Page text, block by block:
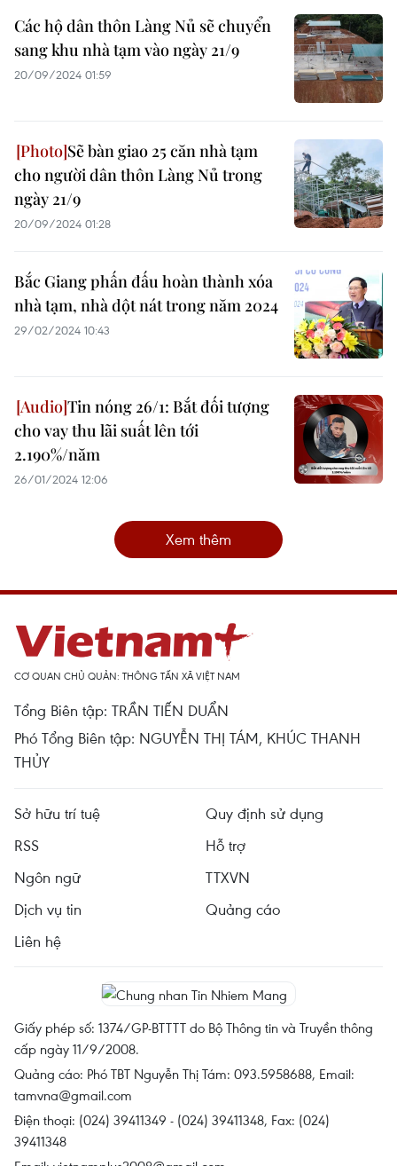
Các hộ dân thôn Làng Nủ sẽ chuyển
sang khu nhà tạm vào ngày 21/9
20/09/2024 01:59
Sẽ bàn giao 25 căn nhà tạm
cho người dân thôn Làng Nủ trong
ngày 21/9
20/09/2024 01:28
Bắc Giang phấn đấu hoàn thành xóa
nhà tạm, nhà dột nát trong năm 2024
29/02/2024 10:43
Tin nóng 26/1: Bắt đối tượng
cho vay thu lãi suất lên tới
2.190%/năm
26/01/2024 12:06
Xem thêm
CƠ QUAN CHỦ QUẢN: THÔNG TẤN XÃ VIỆT NAM
Tổng Biên tập: TRẦN TIẾN DUẨN
Phó Tổng Biên tập: NGUYỄN THỊ TÁM, KHÚC THANH
THỦY
Sở hữu trí tuệ
Quy định sử dụng
RSS
Hỗ trợ
Ngôn ngữ
TTXVN
Dịch vụ tin
Quảng cáo
Liên hệ
Giấy phép số: 1374/GP-BTTTT do Bộ Thông tin và Truyền thông
cấp ngày 11/9/2008.
Quảng cáo: Phó TBT Nguyễn Thị Tám: 093.5958688, Email:
tamvna@gmail.com
Điện thoại: (024) 39411349 - (024) 39411348, Fax: (024)
39411348